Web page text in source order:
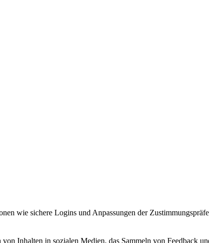
wie sichere Logins und Anpassungen der
Inhalten in sozialen Medien, das Sammeln von Feedback